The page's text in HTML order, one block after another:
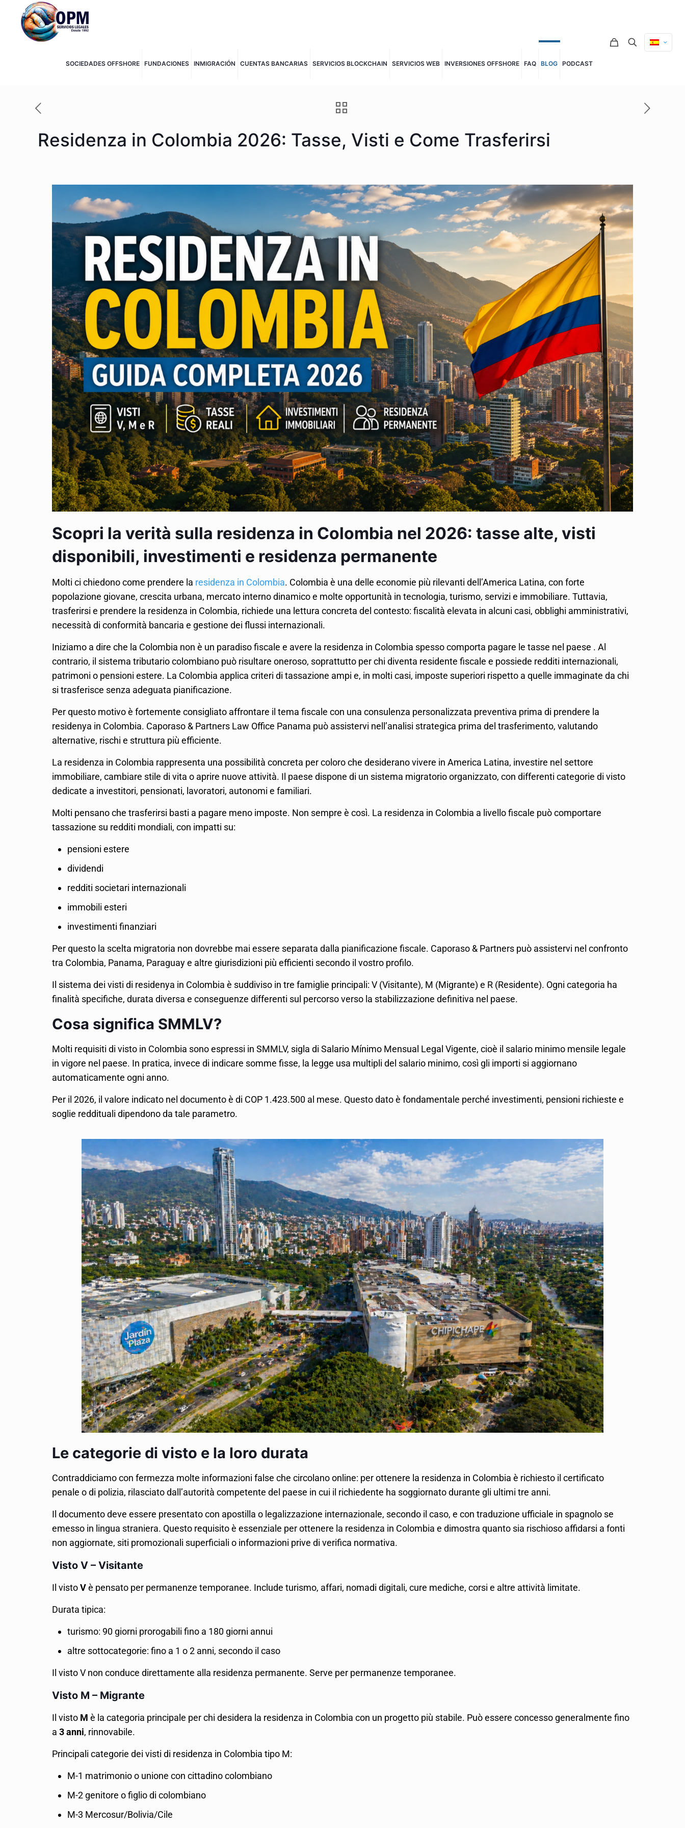
SOCIEDADES OFFSHORE FUNDACIONES INMIGRACIÓN CUENTAS BANCARIAS SERVICIOS BLOCKCHAIN SERVICIOS WEB INVERSIONES OFFSHORE FAQ BLOG PODCAST
Residenza in Colombia 2026: Tasse, Visti e Come Trasferirsi
Scopri la verità sulla residenza in Colombia nel 2026: tasse alte, visti
disponibili, investimenti e residenza permanente
Molti ci chiedono come prendere la residenza in Colombia. Colombia è una delle economie più rilevanti dell’America Latina, con forte
popolazione giovane, crescita urbana, mercato interno dinamico e molte opportunità in tecnologia, turismo, servizi e immobiliare. Tuttavia,
trasferirsi e prendere la residenza in Colombia, richiede una lettura concreta del contesto: fiscalità elevata in alcuni casi, obblighi amministrativi,
necessità di conformità bancaria e gestione dei flussi internazionali.
Iniziamo a dire che la Colombia non è un paradiso fiscale e avere la residenza in Colombia spesso comporta pagare le tasse nel paese . Al
contrario, il sistema tributario colombiano può risultare oneroso, soprattutto per chi diventa residente fiscale e possiede redditi internazionali,
patrimoni o pensioni estere. La Colombia applica criteri di tassazione ampi e, in molti casi, imposte superiori rispetto a quelle immaginate da chi
si trasferisce senza adeguata pianificazione.
Per questo motivo è fortemente consigliato affrontare il tema fiscale con una consulenza personalizzata preventiva prima di prendere la
residenya in Colombia. Caporaso & Partners Law Office Panama può assistervi nell’analisi strategica prima del trasferimento, valutando
alternative, rischi e struttura più efficiente.
La residenza in Colombia rappresenta una possibilità concreta per coloro che desiderano vivere in America Latina, investire nel settore
immobiliare, cambiare stile di vita o aprire nuove attività. Il paese dispone di un sistema migratorio organizzato, con differenti categorie di visto
dedicate a investitori, pensionati, lavoratori, autonomi e familiari.
Molti pensano che trasferirsi basti a pagare meno imposte. Non sempre è così. La residenza in Colombia a livello fiscale può comportare
tassazione su redditi mondiali, con impatti su:
pensioni estere
dividendi
redditi societari internazionali
immobili esteri
investimenti finanziari
Per questo la scelta migratoria non dovrebbe mai essere separata dalla pianificazione fiscale. Caporaso & Partners può assistervi nel confronto
tra Colombia, Panama, Paraguay e altre giurisdizioni più efficienti secondo il vostro profilo.
Il sistema dei visti di residenya in Colombia è suddiviso in tre famiglie principali: V (Visitante), M (Migrante) e R (Residente). Ogni categoria ha
finalità specifiche, durata diversa e conseguenze differenti sul percorso verso la stabilizzazione definitiva nel paese.
Cosa significa SMMLV?
Molti requisiti di visto in Colombia sono espressi in SMMLV, sigla di Salario Mínimo Mensual Legal Vigente, cioè il salario minimo mensile legale
in vigore nel paese. In pratica, invece di indicare somme fisse, la legge usa multipli del salario minimo, così gli importi si aggiornano
automaticamente ogni anno.
Per il 2026, il valore indicato nel documento è di COP 1.423.500 al mese. Questo dato è fondamentale perché investimenti, pensioni richieste e
soglie reddituali dipendono da tale parametro.
Le categorie di visto e la loro durata
Contraddiciamo con fermezza molte informazioni false che circolano online: per ottenere la residenza in Colombia è richiesto il certificato
penale o di polizia, rilasciato dall’autorità competente del paese in cui il richiedente ha soggiornato durante gli ultimi tre anni.
Il documento deve essere presentato con apostilla o legalizzazione internazionale, secondo il caso, e con traduzione ufficiale in spagnolo se
emesso in lingua straniera. Questo requisito è essenziale per ottenere la residenza in Colombia e dimostra quanto sia rischioso affidarsi a fonti
non aggiornate, siti promozionali superficiali o informazioni prive di verifica normativa.
Visto V – Visitante
Il vistoVè pensato per permanenze temporanee. Include turismo, affari, nomadi digitali, cure mediche, corsi e altre attività limitate.
Durata tipica:
turismo: 90 giorni prorogabili fino a 180 giorni annui
altre sottocategorie: fino a 1 o 2 anni, secondo il caso
Il visto V non conduce direttamente alla residenza permanente. Serve per permanenze temporanee.
Visto M – Migrante
Il visto M è la categoria principale per chi desidera la residenza in Colombia con un progetto più stabile. Può essere concesso generalmente fino
a 3 anni, rinnovabile.
Principali categorie dei visti di residenza in Colombia tipo M:
M-1 matrimonio o unione con cittadino colombiano
M-2 genitore o figlio di colombiano
M-3 Mercosur/Bolivia/Cile